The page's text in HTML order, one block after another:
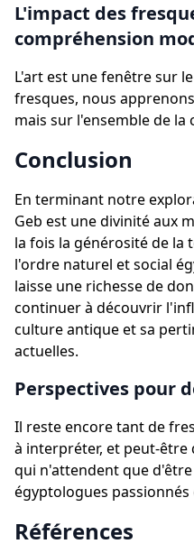
L'impact des
compréhension
L'art est une fenêtre sur
fresques, nous
mais sur l'ensemble de la
Conclusion
En terminant notre
Geb est une divinité aux
la fois la générosité de la
l'ordre naturel et social
laisse une richesse de
continuer à découvrir
culture antique et sa
actuelles.
Perspectives pour
Il reste encore tant de
à interpréter, et peut-être
qui n'attendent que
égyptologues passionnés
Références